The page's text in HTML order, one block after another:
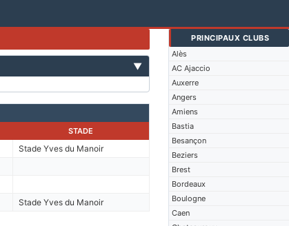
PRINCIPAUX CLUBS
Alès
AC Ajaccio
Auxerre
Angers
Amiens
Bastia
Besançon
Beziers
Brest
Bordeaux
Boulogne
Caen
▼
STADE
Stade Yves du Manoir
Stade Yves du Manoir